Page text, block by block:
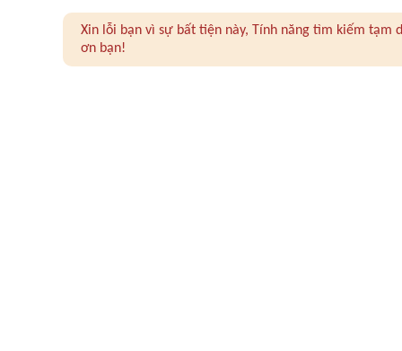
Xin lỗi bạn vì sự bất tiện này, Tính năng tìm kiếm
ơn bạn!